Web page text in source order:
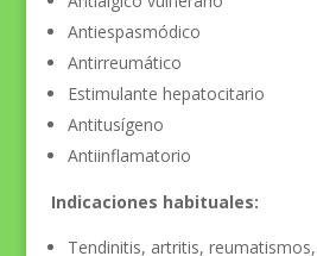
Antiespasmódico
Antirreumático
Estimulante hepatocitario
Antitusígeno
Antiinflamatorio
Indicaciones habituales:
Tendinitis, artritis,